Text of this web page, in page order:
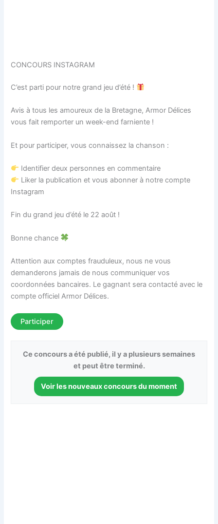
CONCOURS INSTAGRAM
C’est parti pour notre grand jeu d’été !
Avis à tous les amoureux de la Bretagne, Armor Délices
vous fait remporter un week-end farniente !
Et pour participer, vous connaissez la chanson :
Identifier deux personnes en commentaire
Liker la publication et vous abonner à notre compte
Instagram
Fin du grand jeu d’été le 22 août !
Bonne chance
Attention aux comptes frauduleux, nous ne vous
demanderons jamais de nous communiquer vos
coordonnées bancaires. Le gagnant sera contacté avec le
compte officiel Armor Délices.
Participer
Ce concours a été publié, il y a plusieurs semaines
et peut être terminé.
Voir les nouveaux concours du moment